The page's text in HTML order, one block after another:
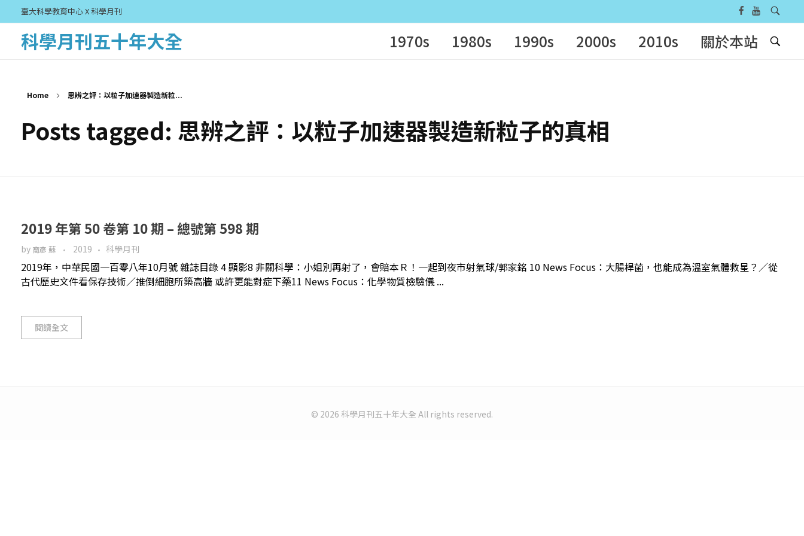
臺大科學教育中心 X 科學月刊
科學月刊五十年大全 1970s 1980s 1990s 2000s 2010s 關於本站
Home 思辨之評：以粒子加速器製造新粒...
Posts tagged: 思辨之評：以粒子加速器製造新粒子的真相
2019 年第 50 卷第 10 期 – 總號第 598 期
by 裔彥 蘇 2019 科學月刊
2019年，中華民國一百零八年10月號 雜誌目錄 4 顯影8 非關科學：小姐別再射了，會賠本Ｒ！一起到夜市射氣球/郭家銘 10 News Focus：大腸桿菌，也能成為溫室氣體救星？／從
古代歷史文件看保存技術／推倒細胞所築高牆 或許更能對症下藥11 News Focus：化學物質檢驗儀 ...
閱讀全文
© 2026 科學月刊五十年大全 All rights reserved.